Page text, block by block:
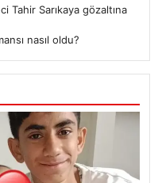
Tahir Sarıkaya gözaltına
nasıl oldu?